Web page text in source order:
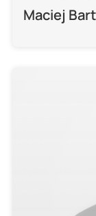
Maciej